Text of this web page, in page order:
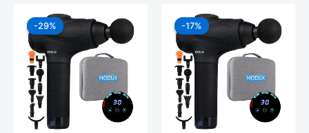
-29%
-29%
price
was:
59,99 €.
price
42,80 €.
-17%
-17%
price
was:
59,99 €.
price
49,99 €.